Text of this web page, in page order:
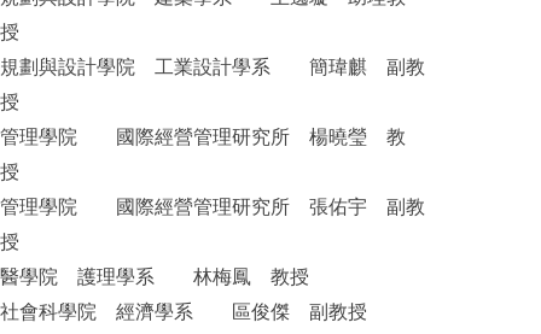
授
規劃與設計學院 工業設計學系 簡瑋麒 副教
授
管理學院 國際經營管理研究所 楊曉瑩 教
授
管理學院 國際經營管理研究所 張佑宇 副教
授
醫學院 護理學系 林梅鳳 教授
社會科學院 經濟學系 區俊傑 副教授